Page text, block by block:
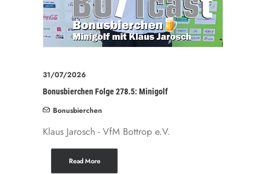
31/07/2026
Bonusbierchen Folge 278.5: Minigolf
Bonusbierchen
Klaus Jarosch - VfM Bottrop e.V.
Read More